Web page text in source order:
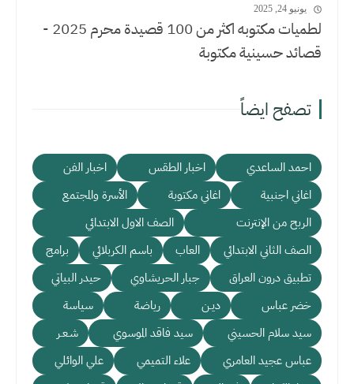
يونيو 24, 2025
لطميات مكتوبه اكثر من 100 قصيدة محرم 2025 -
قصائد حسينية مكتوبة
تصفح ايضاً
احمد الساعدي اخبار الطقس
اخبار الفن
اغاني اجنبية
اغاني مكتوبة
الأسرة والمجتمع
الربح من الإنترنت
الصف الاول الابتدائي
الصف الثاني الابتدائي
العاب باسم الكربلائي
برامج
تطبيق درون العراق
جبار الحريشاوي
حيدر البياتي
خضر عباس
ديـن رياضة
سياسة
سيد سلام الحسيني
سيد فاقد الموسوي
شـعـر
عباس عجيد العامري
علاء التميمي
علي الوائلي